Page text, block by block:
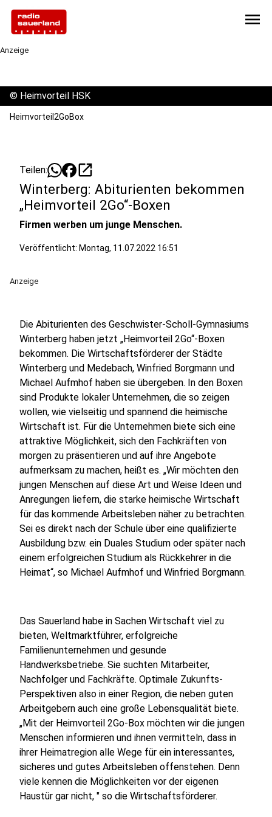
menu
Anzeige
© Heimvorteil HSK
Heimvorteil2GoBox
Teilen: open_in_new
Winterberg: Abiturienten bekommen
„Heimvorteil 2Go“-Boxen
Firmen werben um junge Menschen.
Veröffentlicht: Montag, 11.07.2022 16:51
Anzeige
Die Abiturienten des Geschwister-Scholl-Gymnasiums
Winterberg haben jetzt „Heimvorteil 2Go“-Boxen
bekommen. Die Wirtschaftsförderer der Städte
Winterberg und Medebach, Winfried Borgmann und
Michael Aufmhof haben sie übergeben. In den Boxen
sind Produkte lokaler Unternehmen, die so zeigen
wollen, wie vielseitig und spannend die heimische
Wirtschaft ist. Für die Unternehmen biete sich eine
attraktive Möglichkeit, sich den Fachkräften von
morgen zu präsentieren und auf ihre Angebote
aufmerksam zu machen, heißt es. „Wir möchten den
jungen Menschen auf diese Art und Weise Ideen und
Anregungen liefern, die starke heimische Wirtschaft
für das kommende Arbeitsleben näher zu betrachten.
Sei es direkt nach der Schule über eine qualifizierte
Ausbildung bzw. ein Duales Studium oder später nach
einem erfolgreichen Studium als Rückkehrer in die
Heimat“, so Michael Aufmhof und Winfried Borgmann.
Das Sauerland habe in Sachen Wirtschaft viel zu
bieten, Weltmarktführer, erfolgreiche
Familienunternehmen und gesunde
Handwerksbetriebe. Sie suchten Mitarbeiter,
Nachfolger und Fachkräfte. Optimale Zukunfts-
Perspektiven also in einer Region, die neben guten
Arbeitgebern auch eine große Lebensqualität biete.
„Mit der Heimvorteil 2Go-Box möchten wir die jungen
Menschen informieren und ihnen vermitteln, dass in
ihrer Heimatregion alle Wege für ein interessantes,
sicheres und gutes Arbeitsleben offenstehen. Denn
viele kennen die Möglichkeiten vor der eigenen
Haustür gar nicht, " so die Wirtschaftsförderer.